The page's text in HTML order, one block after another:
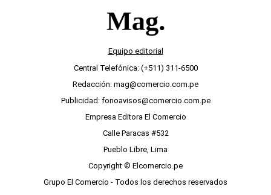
Equipo editorial
Central Telefónica: (+511) 311-6500
Redacción: mag@comercio.com.pe
Publicidad: fonoavisos@comercio.com.pe
Empresa Editora El Comercio
Calle Paracas #532
Pueblo Libre, Lima
Copyright © Elcomercio.pe
Grupo El Comercio - Todos los derechos reservados